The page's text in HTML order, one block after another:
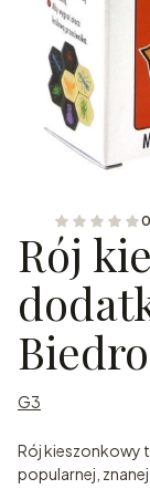
Rój
G3
Rój kieszonkowy
popularnej,